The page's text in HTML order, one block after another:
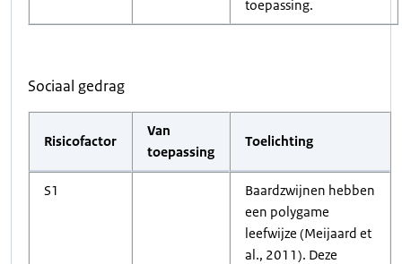
toepassing.
Sociaal gedrag
Risicofactor
Van
toepassing
Toelichting
S1
Baardzwijnen hebben
een polygame
leefwijze (Meijaard et
al., 2011). Deze